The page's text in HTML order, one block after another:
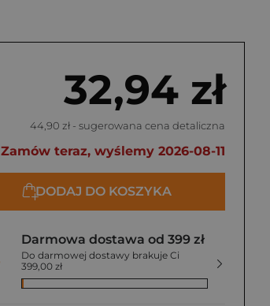
32,94 zł
44,90 zł - sugerowana cena detaliczna
Zamów teraz, wyślemy 2026-08-11
DODAJ DO KOSZYKA
Darmowa dostawa od 399 zł
Do darmowej dostawy brakuje Ci
399,00 zł